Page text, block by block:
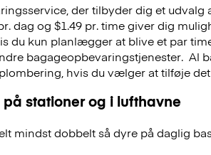
der tilbyder dig et udvalg
dag og $1.49 pr. time giver dig
du kun planlægger at blive et par
bagageopbevaringstjenester. Al
hvis du vælger at tilføje
stationer og i lufthavne
mindst dobbelt så dyre på daglig